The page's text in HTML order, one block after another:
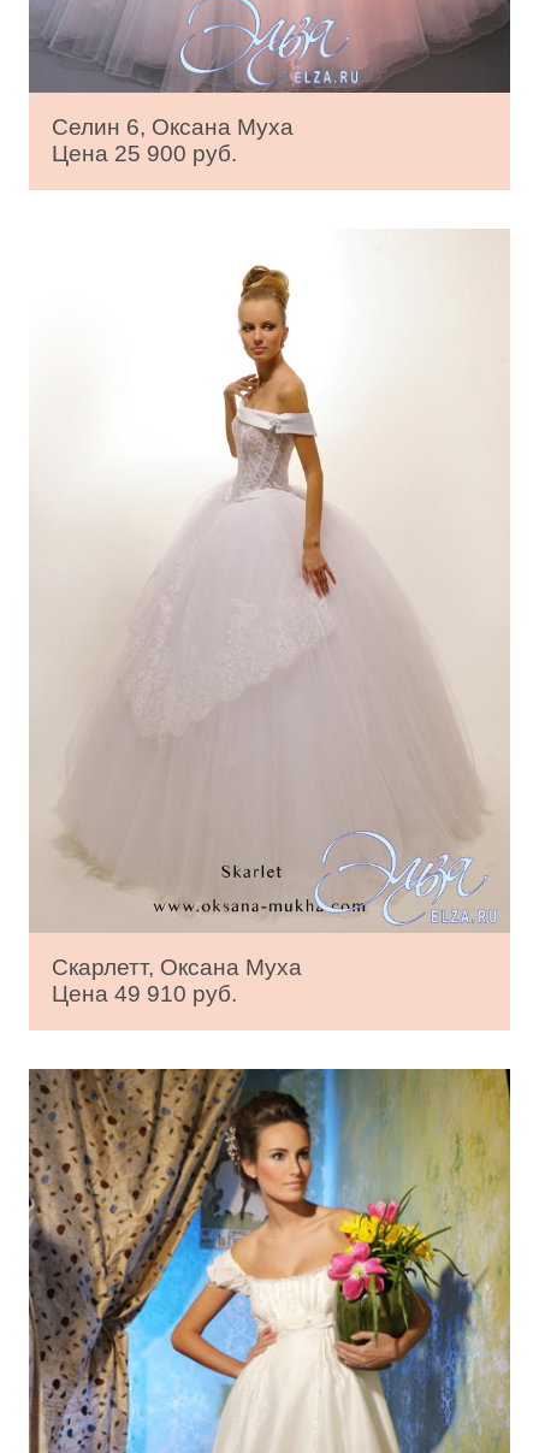
Селин 6, Оксана Муха
Цена 25 900 руб.
Скарлетт, Оксана Муха
Цена 49 910 руб.